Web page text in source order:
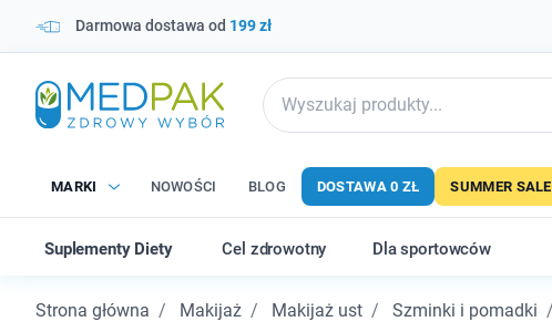
Darmowa dostawa od 199 zł
MARKI NOWOŚCI BLOG DOSTAWA 0 ZŁ SUMMER SALE
Suplementy Diety Cel zdrowotny Dla sportowców
Strona główna Makijaż Makijaż ust Szminki i pomadki